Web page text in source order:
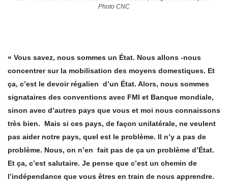
Photo CNC
« Vous savez, nous sommes un État. Nous allons -nous
concentrer sur la mobilisation des moyens domestiques. Et
ça, c’est le devoir régalien d’un État. Alors, nous sommes
signataires des conventions avec FMI et Banque mondiale,
sinon avec d’autres pays que vous et moi nous connaissons
très bien. Mais si ces pays, de façon unilatérale, ne veulent
pas aider notre pays, quel est le problème. Il n’y a pas de
problème. Nous, on n’en fait pas de ça un problème d’État.
Et ça, c’est salutaire. Je pense que c’est un chemin de
l’indépendance que vous êtres en train de nous apprendre.